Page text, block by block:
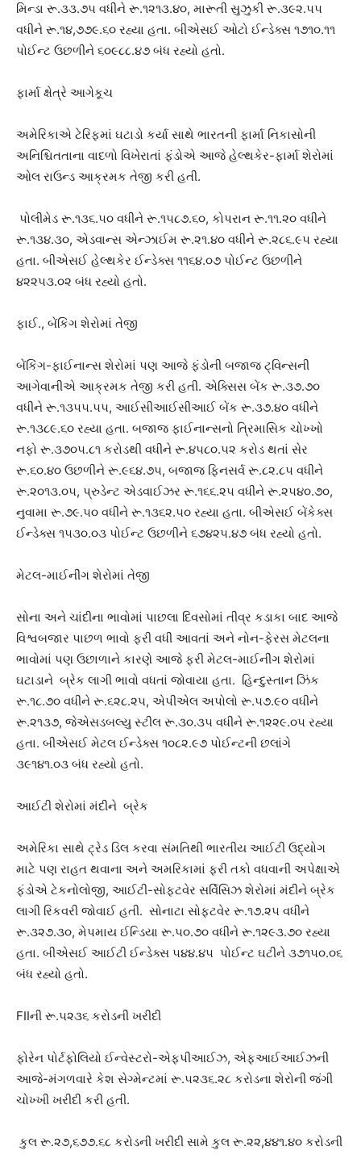
મિન્ડા રૂ.૩૩.૭૫ વધીને રૂ.૧૨૧૩.૪૦, મારૂતી સુઝુકી રૂ.૩૯૨.૫૫
વધીને રૂ.૧૪,૭૭૯.૬૦ રહ્યા હતા. બીએસઈ ઓટો ઈન્ડેક્સ ૧૭૧૦.૧૧
પોઈન્ટ ઉછળીને ૬૦૯૮૮.૪૭ બંધ રહ્યો હતો.
ફાર્મા ક્ષેત્રે આગેકૂચ
અમેરિકાએ ટેરિફમાં ઘટાડો કર્યા સાથે ભારતની ફાર્મા નિકાસોની
અનિશ્ચિતતાના વાદળો વિખેરાતાં ફંડોએ આજે હેલ્થકેર-ફાર્મા શેરોમાં
ઓલ રાઉન્ડ આક્રમક તેજી કરી હતી.
પોલીમેડ રૂ.૧૩૬.૫૦ વધીને રૂ.૧૫૮૭.૬૦, કોપરાન રૂ.૧૧.૨૦ વધીને
રૂ.૧૩૪.૩૦, એડવાન્સ એન્ઝાઈમ રૂ.૨૧.૪૦ વધીને રૂ.૨૮૬.૯૫ રહ્યા
હતા. બીએસઈ હેલ્થકેર ઈન્ડેક્સ ૧૧૬૪.૦૭ પોઈન્ટ ઉછળીને
૪૨૨૫૩.૦૨ બંધ રહ્યો હતો.
ફાઈ., બેંકિંગ શેરોમાં તેજી
બેંકિંગ-ફાઈનાન્સ શેરોમાં પણ આજે ફંડોની બજાજ ટ્વિન્સની
આગેવાનીએ આક્રમક તેજી કરી હતી. એક્સિસ બેંક રૂ.૩૭.૭૦
વધીને રૂ.૧૩૫૫.૫૫, આઈસીઆઈસીઆઈ બેંક રૂ.૩૭.૪૦ વધીને
રૂ.૧૩૮૯.૬૦ રહ્યા હતા. બજાજ ફાઈનાન્સનો ત્રિમાસિક ચોખ્ખો
નફો રૂ.૩૭૦૫.૮૧ કરોડથી વધીને રૂ.૪૫૮૦.૫૨ કરોડ થતાં સેર
રૂ.૬૦.૪૦ ઉછળીને રૂ.૯૬૪.૭૫, બજાજ ફિનસર્વ રૂ.૮૨.૮૫ વધીને
રૂ.૨૦૧૩.૦૫, પ્રુડેન્ટ એડવાઈઝર રૂ.૧૬૬.૨૫ વધીને રૂ.૨૫૪૦.૭૦,
નુવામા રૂ.૭૯.૫૦ વધીને રૂ.૧૩૬૨.૫૦ રહ્યા હતા. બીએસઈ બેંકેક્સ
ઈન્ડેક્સ ૧૫૩૦.૦૩ પોઈન્ટ ઉછળીને ૬૭૪૨૫.૪૭ બંધ રહ્યો હતો.
મેટલ-માઈનીંગ શેરોમાં તેજી
સોના અને ચાંદીના ભાવોમાં પાછલા દિવસોમાં તીવ્ર કડાકા બાદ આજે
વિશ્વબજાર પાછળ ભાવો ફરી વધી આવતાં અને નોન-ફેરસ મેટલના
ભાવોમાં પણ ઉછાળાને કારણે આજે ફરી મેટલ-માઈનીંગ શેરોમાં
ઘટાડાને બ્રેક લાગી ભાવો વધતાં જોવાયા હતા. હિન્દુસ્તાન ઝિંક
રૂ.૧૮.૭૦ વધીને રૂ.૬૨૮.૨૫, એપીએલ અપોલો રૂ.૫૭.૯૦ વધીને
રૂ.૨૧૩૭, જેએસડબલ્યુ સ્ટીલ રૂ.૩૦.૩૫ વધીને રૂ.૧૨૨૯.૦૫ રહ્યા
હતા. બીએસઈ મેટલ ઈન્ડેક્સ ૧૦૮૨.૯૭ પોઈન્ટની છલાંગે
૩૯૧૪૧.૦૩ બંધ રહ્યો હતો.
આઈટી શેરોમાં મંદીને બ્રેક
અમેરિકા સાથે ટ્રેડ ડિલ કરવા સંમતિથી ભારતીય આઈટી ઉદ્યોગ
માટે પણ રાહત થવાના અને અમરિકામાં ફરી તકો વધવાની અપેક્ષાએ
ફંડોએ ટેકનોલોજી, આઈટી-સોફ્ટવેર સર્વિસિઝ શેરોમાં મંદીને બ્રેક
લાગી રિકવરી જોવાઈ હતી. સોનાટા સોફ્ટવેર રૂ.૧૭.૨૫ વધીને
રૂ.૩૨૭.૩૦, મેપમાય ઈન્ડિયા રૂ.૫૦.૭૦ વધીને રૂ.૧૨૯૩.૭૦ રહ્યા
હતા. બીએસઈ આઈટી ઈન્ડેક્સ ૫૪૪.૪૫ પોઈન્ટ ઘટીને ૩૭૧૫૦.૦૬
બંધ રહ્યો હતો.
FIIની રૂ.૫૨૩૬ કરોડની ખરીદી
ફોરેન પોર્ટફોલિયો ઈન્વેસ્ટરો-એફપીઆઈઝ, એફઆઈઆઈઝની
આજે-મંગળવારે કેશ સેગ્મેન્ટમાં રૂ.૫૨૩૬.૨૮ કરોડના શેરોની જંગી
ચોખ્ખી ખરીદી કરી હતી.
કુલ રૂ.૨૭,૬૭૭.૬૮ કરોડની ખરીદી સામે કુલ રૂ.૨૨,૪૪૧.૪૦ કરોડની